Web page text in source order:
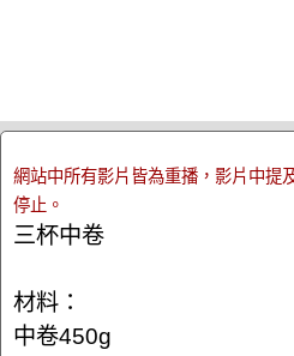
網站中所有影片皆為重播，影片中提
停止。
三杯中卷
材料：
中卷450g